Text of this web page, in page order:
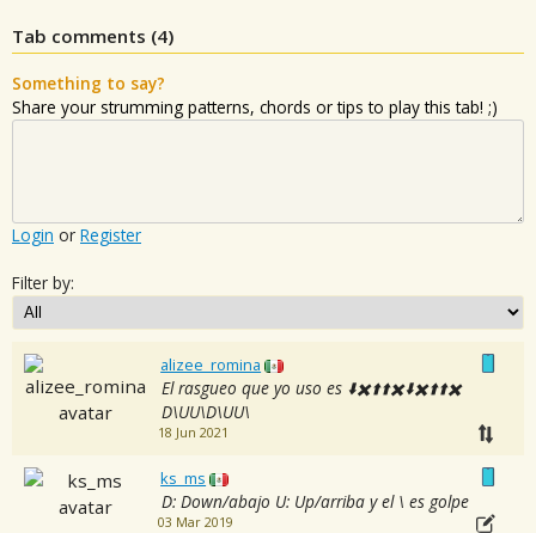
Tab comments (4)
Something to say?
Share your strumming patterns, chords or tips to play this tab! ;)
Login or Register
Filter by:
alizee_romina
El rasgueo que yo uso es ⬇️✖️⬆️⬆️✖️⬇️✖️⬆️⬆️✖️
D\UU\D\UU\
18 Jun 2021
ks_ms
D: Down/abajo U: Up/arriba y el \ es golpe
03 Mar 2019